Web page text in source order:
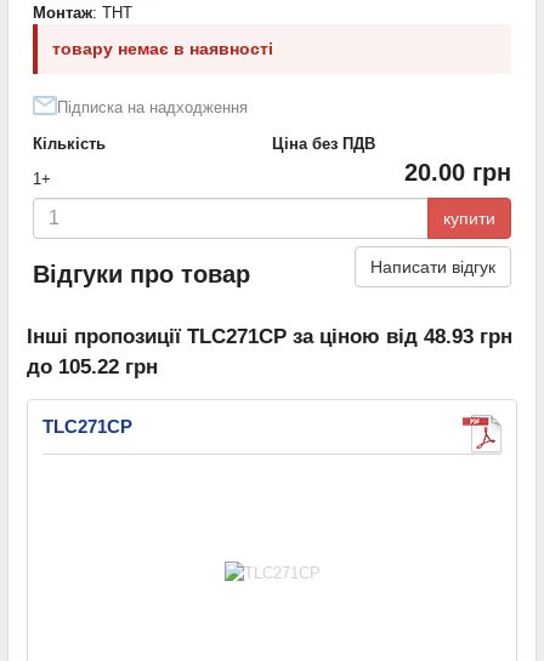
Монтаж: THT
товару немає в наявності
Підписка на надходження
Кількість
Ціна без ПДВ
1+
20.00 грн
купити
Відгуки про товар Написати відгук
Інші пропозиції TLC271CP за ціною від 48.93 грн
до 105.22 грн
TLC271CP